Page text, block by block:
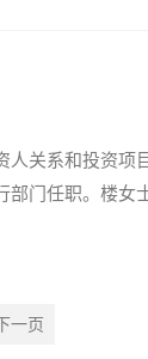
关系和投资
门任职。楼
一页